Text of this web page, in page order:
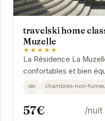
travelski home
Muzelle
★★★★★
La Résidence La
confortables et bien
réussies aux Deux
ski chambres-non-
57€ /nuit